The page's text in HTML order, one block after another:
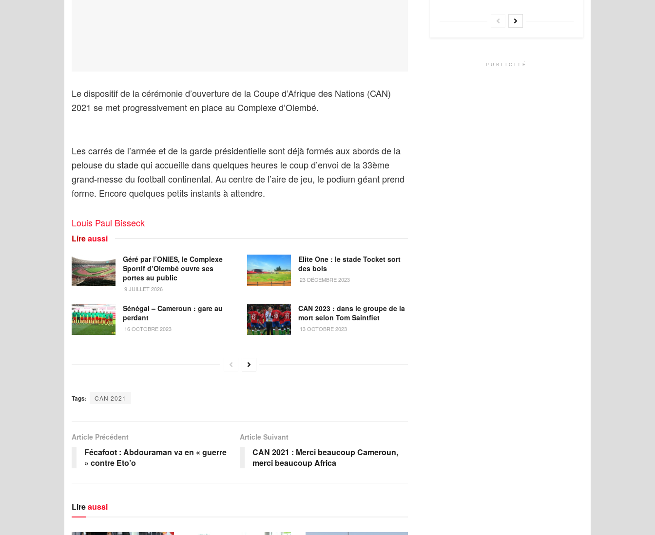
Le dispositif de la cérémonie d’ouverture de la Coupe d’Afrique des Nations (CAN)
2021 se met progressivement en place au Complexe d’Olembé.
Les carrés de l’armée et de la garde présidentielle sont déjà formés aux abords de la
pelouse du stade qui accueille dans quelques heures le coup d’envoi de la 33ème
grand-messe du football continental. Au centre de l’aire de jeu, le podium géant prend
forme. Encore quelques petits instants à attendre.
Louis Paul Bisseck
Lireaussi
Géré par l’ONIES, le Complexe
Sportif d’Olembé ouvre ses
portes au public
9 JUILLET 2026
Elite One : le stade Tocket sort
des bois
23 DÉCEMBRE 2023
Sénégal – Cameroun : gare au
perdant
16 OCTOBRE 2023
CAN 2023 : dans le groupe de la
mort selon Tom Saintfiet
13 OCTOBRE 2023
Tags: CAN 2021
Article Précédent
Fécafoot : Abdouraman va en « guerre
» contre Eto’o
Article Suivant
CAN 2021 : Merci beaucoup Cameroun,
merci beaucoup Africa
Lireaussi
PUBLICITÉ